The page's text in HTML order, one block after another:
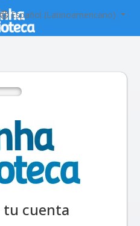
Español (Latinoamericano)
tu cuenta